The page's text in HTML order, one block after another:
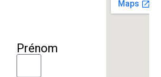
Prénom